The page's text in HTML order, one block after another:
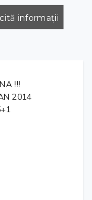
informații
!!!
2014